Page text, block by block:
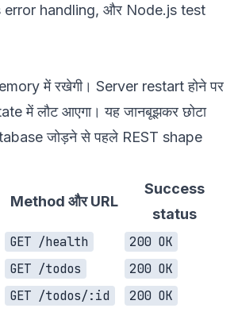
error handling, और Node.js test
में रखेगी। Server restart होने पर
में लौट आएगा। यह जानबूझकर छोटा
जोड़ने से पहले REST shape
Method और URL
Success
status
GET /health
200 OK
GET /todos
200 OK
GET /todos/:id
200 OK